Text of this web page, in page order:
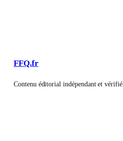
FFQ.fr
Contenu éditorial indépendant et vérifié.